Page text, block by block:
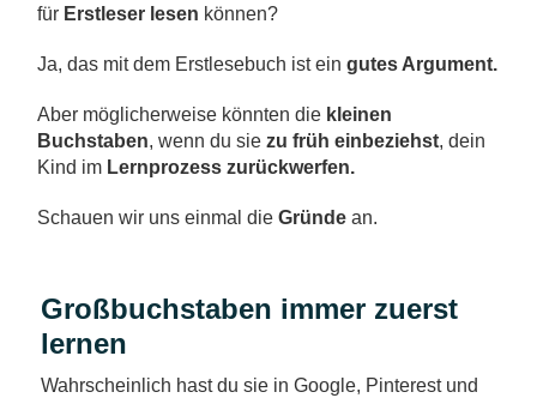
für Erstleser lesen können?
Ja, das mit dem Erstlesebuch ist eingutes Argument.
Aber möglicherweise könnten die kleinen
Buchstaben, wenn du sie zu früh einbeziehst, dein
Kind im Lernprozess zurückwerfen.
Schauen wir uns einmal dieGründe an.
Großbuchstaben immer zuerst
lernen
Wahrscheinlich hast du sie in Google, Pinterest und